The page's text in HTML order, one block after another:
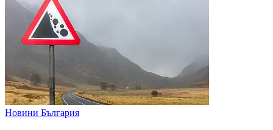
Новини България